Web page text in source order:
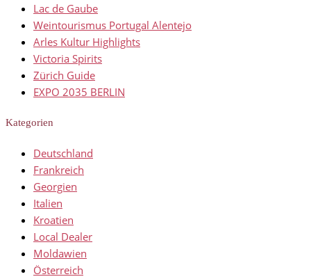
Lac de Gaube
Weintourismus Portugal Alentejo
Arles Kultur Highlights
Victoria Spirits
Zürich Guide
EXPO 2035 BERLIN
Kategorien
Deutschland
Frankreich
Georgien
Italien
Kroatien
Local Dealer
Moldawien
Österreich